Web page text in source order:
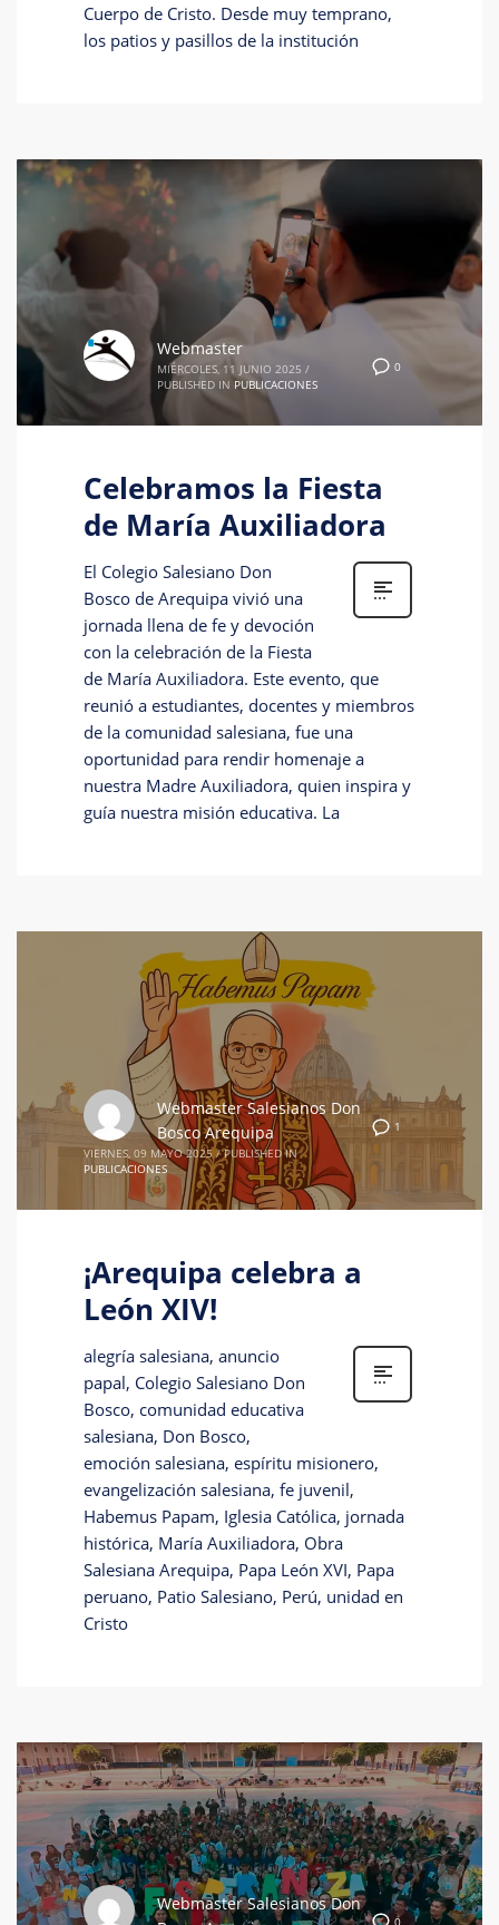
Cuerpo de Cristo. Desde muy temprano,
los patios y pasillos de la institución
0
Webmaster
MIÉRCOLES, 11 JUNIO 2025 /
PUBLISHED IN PUBLICACIONES
Celebramos la Fiesta
de María Auxiliadora
El Colegio Salesiano Don
Bosco de Arequipa vivió una
jornada llena de fe y devoción
con la celebración de la Fiesta
de María Auxiliadora. Este evento, que
reunió a estudiantes, docentes y miembros
de la comunidad salesiana, fue una
oportunidad para rendir homenaje a
nuestra Madre Auxiliadora, quien inspira y
guía nuestra misión educativa. La
1
Webmaster Salesianos Don
Bosco Arequipa
VIERNES, 09 MAYO 2025 / PUBLISHED IN
PUBLICACIONES
¡Arequipa celebra a
León XIV!
alegría salesiana, anuncio
papal, Colegio Salesiano Don
Bosco, comunidad educativa
salesiana, Don Bosco,
emoción salesiana, espíritu misionero,
evangelización salesiana, fe juvenil,
Habemus Papam, Iglesia Católica, jornada
histórica, María Auxiliadora, Obra
Salesiana Arequipa, Papa León XVI, Papa
peruano, Patio Salesiano, Perú, unidad en
Cristo
0
Webmaster Salesianos Don